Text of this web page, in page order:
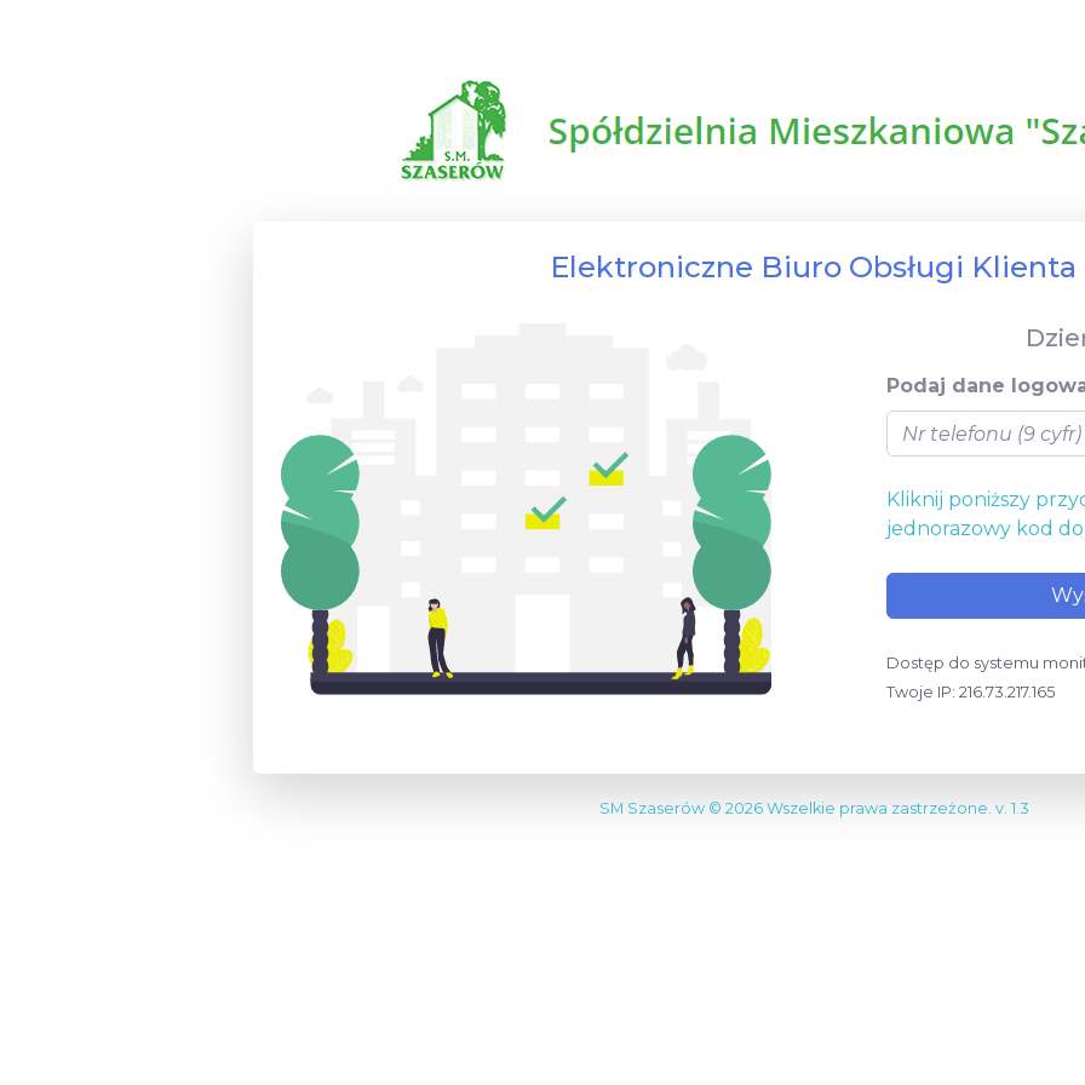
Elektroniczne Biuro Obsługi Klienta
Podaj dane
Kliknij poniższy
jednorazowy kod
Dostęp do systemu
Twoje IP: 216.73.217.165
SM Szaserów © 2026 Wszelkie prawa zastrzeżone. v. 1.3